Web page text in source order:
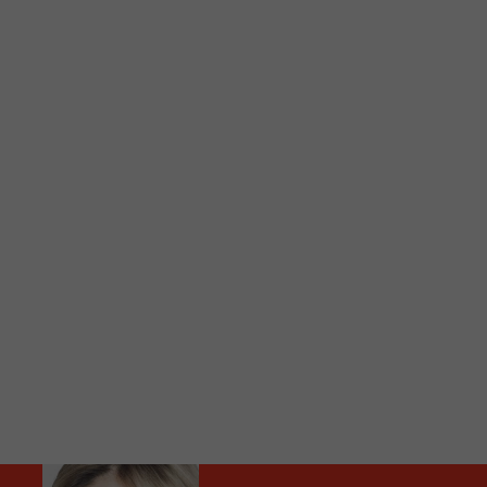
Audio